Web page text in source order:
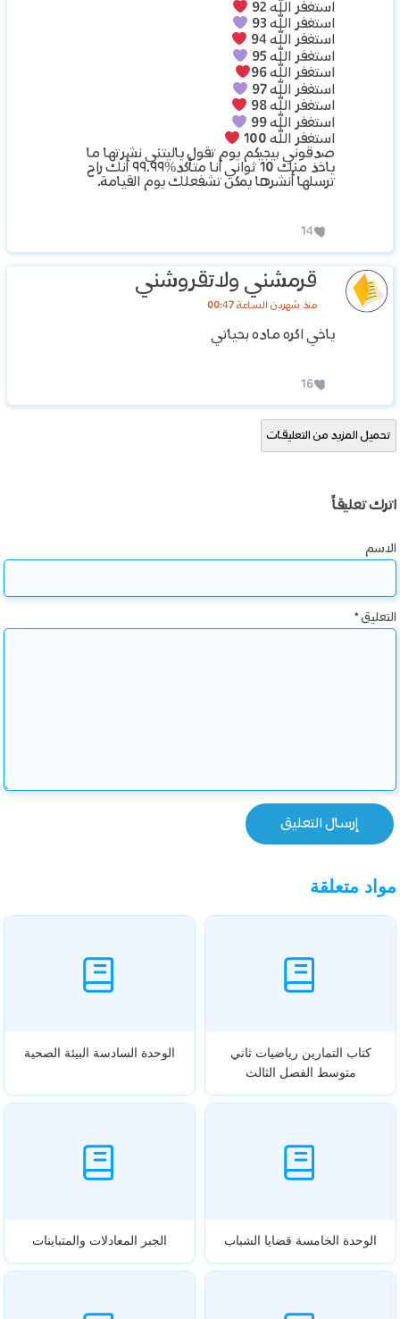
استغفر الله 92
استغفر الله 93
استغفر الله 94
استغفر الله 95
استغفر الله 96
استغفر الله 97
استغفر الله 98
استغفر الله 99
استغفر الله 100
صدقوني بيجيكم يوم تقول ياليتني نشرتها ما
ياخذ منك 10 ثواني أنا متأكد%٩٩.٩٩ أنك راح
ترسلها أنشرها يمكن تشفعلك يوم القيامة.
14
قرمشني ولاتقروشني
منذ شهرين الساعة 00:47
ياخي اكره ماده بحياتي
16
تحميل المزيد من التعليقات
اترك تعليقاً
الاسم
التعليق*
مواد متعلقة
كتاب التمارين رياضيات ثاني
متوسط الفصل الثالث
الوحدة السادسة البيئة الصحية
الوحدة الخامسة قضايا الشباب الجبر المعادلات والمتباينات